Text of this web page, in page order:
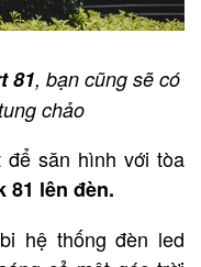
81, bạn cũng sẽ có
chảo
để săn hình với tòa
81 lên đèn.
hệ thống đèn led